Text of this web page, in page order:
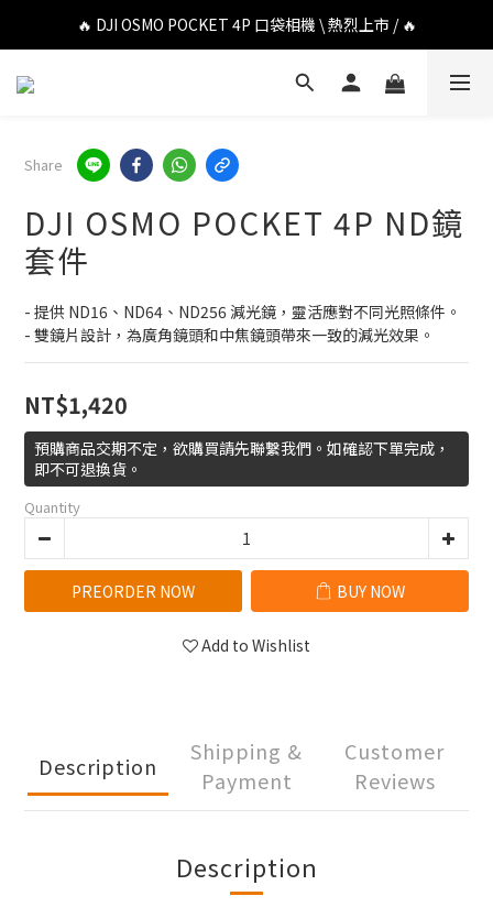
🔥 DJI OSMO POCKET 4P 口袋相機 \ 熱烈上市 / 🔥
🔥 DJI OSMO POCKET 4P 口袋相機 \ 熱烈上市 / 🔥
🔥 Insta360 Luna Ultra 雲台相機 \ 熱烈上市 / 🔥
🔥 DJI OSMO POCKET 4P 口袋相機 \ 熱烈上市 / 🔥
Share
DJI OSMO POCKET 4P ND鏡
套件
- 提供 ND16、ND64、ND256 減光鏡，靈活應對不同光照條件。
- 雙鏡片設計，為廣角鏡頭和中焦鏡頭帶來一致的減光效果。
NT$1,420
預購商品交期不定，欲購買請先聯繫我們。如確認下單完成，
即不可退換貨。
Quantity
PREORDER NOW BUY NOW
Add to Wishlist
Description
Shipping &
Payment
Customer
Reviews
Description